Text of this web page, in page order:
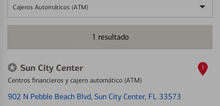
Cajeros Automáticos (ATM)
1 resultado
Sun City Center
Centros financieros y cajero automático (ATM)
902 N Pebble Beach Blvd, Sun City Center, FL 33573
1